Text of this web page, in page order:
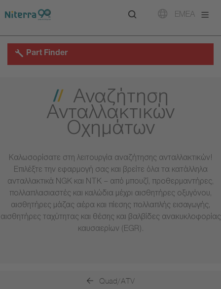
to
to
to
EMEA
Part Finder
Αναζήτηση
Ανταλλακτικών
Οχημάτων
Καλωσορίσατε στη λειτουργία αναζήτησης ανταλλακτικών!
Επιλέξτε την εφαρμογή σας και βρείτε όλα τα κατάλληλα
ανταλλακτικά NGK και NTK – από μπουζί, προθερμαντήρες,
πολλαπλασιαστές και καλώδια μέχρι αισθητήρες οξυγόνου,
αισθητήρες μάζας αέρα και πίεσης πολλαπλής εισαγωγής,
αισθητήρες ταχύτητας και θέσης και βαλβίδες ανακυκλοφορίας
καυσαερίων (EGR).
Quad/ATV